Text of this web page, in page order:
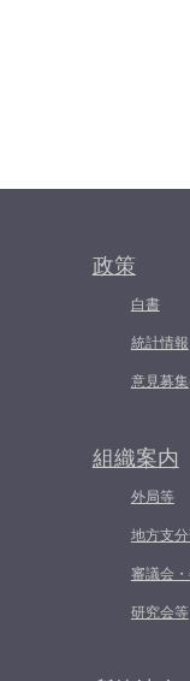
政策
白書
統計情報
意見募集
組織案内
外局等
地方支
審議会
研究会等